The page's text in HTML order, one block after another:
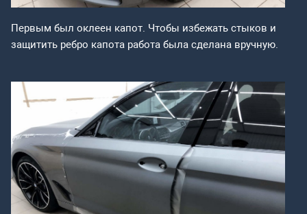
Первым был оклеен капот. Чтобы избежать стыков и
защитить ребро капота работа была сделана вручную.